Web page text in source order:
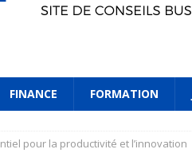
FINANCE FORMATION
pour la productivité et l’innovation